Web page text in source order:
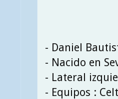
- Daniel
- Nacido en
- Lateral
- Equipos :